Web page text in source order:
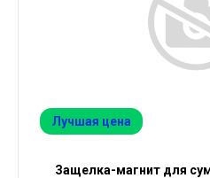
Лучшая цена
Защелка-магнит для